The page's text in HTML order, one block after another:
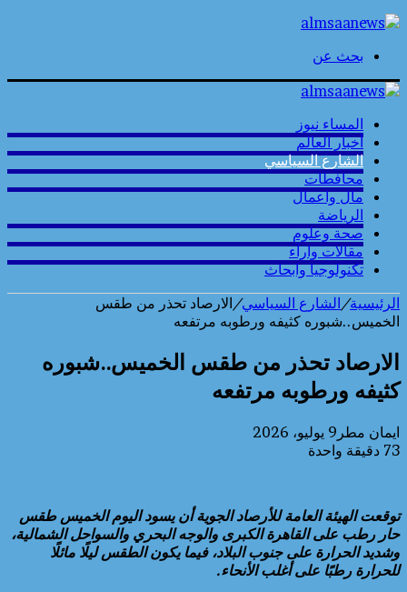
بحث عن
المساء نيوز
أخبار العالم
الشارع السياسي
محافطات
مال واعمال
الرياضة
صحة وعلوم
مقالات وارآء
تكنولوجيا وابحاث
الرئيسية/الشارع السياسي/الارصاد تحذر من طقس
الخميس..شبوره كثيفه ورطوبه مرتفعه
الارصاد تحذر من طقس الخميس..شبوره
كثيفه ورطوبه مرتفعه
ايمان مطر 9 يوليو، 2026
73 دقيقة واحدة
توقعت الهيئة العامة للأرصاد الجوية أن يسود اليوم الخميس طقس
حار رطب على القاهرة الكبرى والوجه البحري والسواحل الشمالية،
وشديد الحرارة على جنوب البلاد، فيما يكون الطقس ليلًا مائلًا
للحرارة رطبًا على أغلب الأنحاء.